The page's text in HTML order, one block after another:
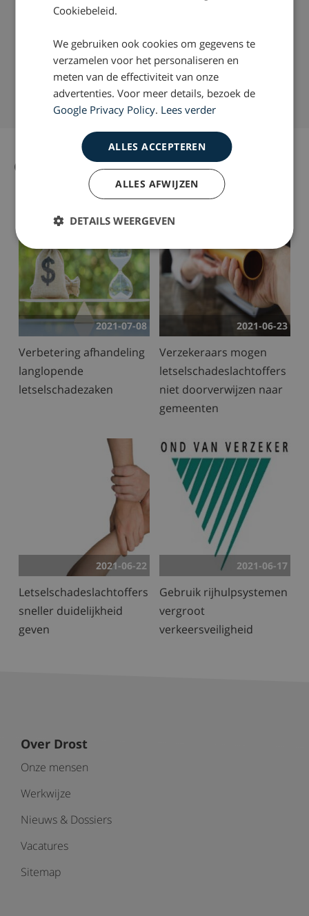
verhalen? Neem dan contact op via telefoonnummer:
Succespercentage van 98%
Nationaal Keurmerk Letselschade
Ruim 35 jaar ervaring door heel Nederland
Gerelateerd nieuws Alle nieuws artikelen
2021-07-08
Verbetering afhandeling
langlopende
letselschadezaken
2021-06-23
Verzekeraars mogen
letselschadeslachtoffers
niet doorverwijzen naar
gemeenten
2021-06-22
Letselschadeslachtoffers
sneller duidelijkheid
geven
2021-06-17
Gebruik rijhulpsystemen
vergroot
verkeersveiligheid
Over Drost
Onze mensen
Werkwijze
Nieuws & Dossiers
Vacatures
Sitemap
Cookiebeleid.
We gebruiken ook cookies om gegevens te
verzamelen voor het personaliseren en
meten van de effectiviteit van onze
advertenties. Voor meer details, bezoek de
Google Privacy Policy. Lees verder
ALLES ACCEPTEREN
ALLES AFWIJZEN
DETAILS WEERGEVEN